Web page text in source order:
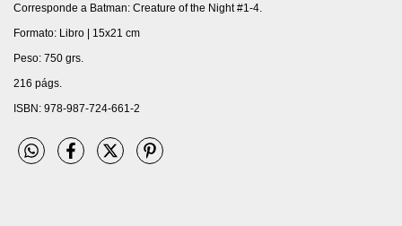
Corresponde a Batman: Creature of the Night #1-4.
Formato: Libro | 15x21 cm
Peso: 750 grs.
216 págs.
ISBN: 978-987-724-661-2